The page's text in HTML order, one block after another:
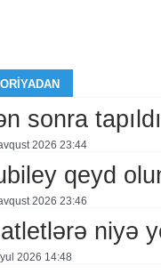
sonra tapıldı
2026 23:44
qeyd
2026 23:46
niyə
2026 14:48